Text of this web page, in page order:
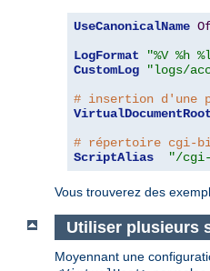
UseCanonicalName
LogFormat
"%V %h
CustomLog
"logs/
# insertion d'une
VirtualDocumentRoot
# répertoire cgi-
ScriptAlias
"/
Vous trouverez des
Utiliser plusieurs
Moyennant une